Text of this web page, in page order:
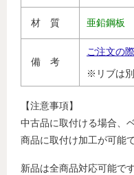
材 質 亜鉛鋼板
備 考
ご注文の
※リブは
【注意事項】
中古品に取付ける場合、
商品に取付け加工が可能で
新品は全商品対応可能で